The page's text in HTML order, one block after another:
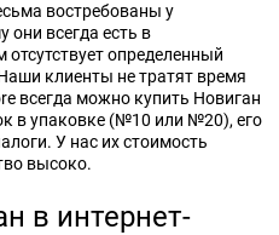
востребованы у
они всегда есть в
определенный
клиенты не тратят время
всегда можно купить Новиган
в упаковке (№10 или №20), его
У нас их стоимость
высоко.
в интернет-